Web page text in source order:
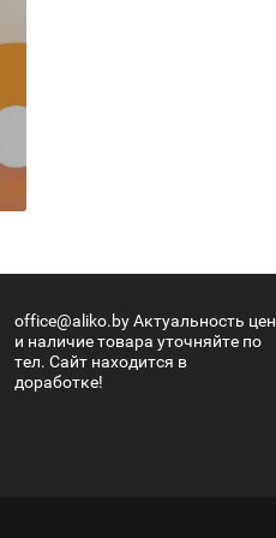
office@aliko.by Актуальность цен
и наличие товара уточняйте по
тел. Сайт находится в
доработке!